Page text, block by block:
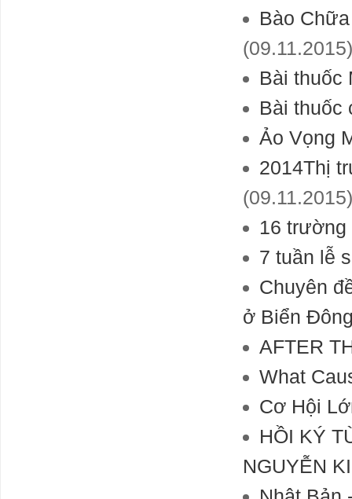
Bào
(09.11.2015)
Bài thuốc
Bài thuốc
Ảo Vọng
2014Thị
(09.11.2015)
16 trường
7 tuần lễ
Chuyên
ở Biển
AFTER
What
Cơ Hội
HỒI KÝ
NGUYỄN